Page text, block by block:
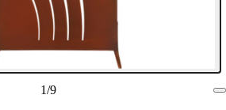
1/9